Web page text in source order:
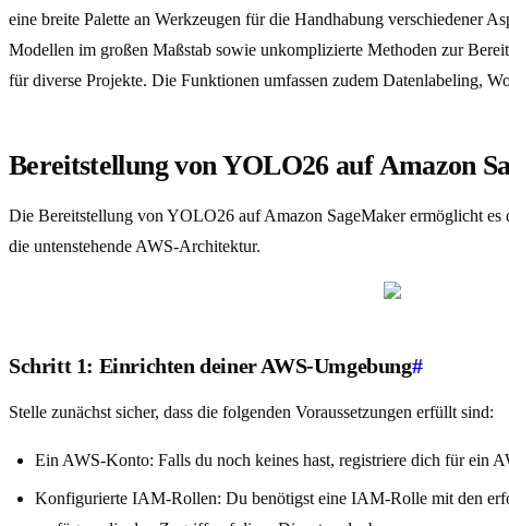
eine breite Palette an Werkzeugen für die Handhabung verschiedener
Modellen im großen Maßstab sowie unkomplizierte Methoden zur
für diverse Projekte. Die Funktionen umfassen zudem Datenlabeling,
Bereitstellung von YOLO26 auf Amazon
Die Bereitstellung von YOLO26 auf Amazon SageMaker ermöglicht
die untenstehende AWS-Architektur.
Schritt 1: Einrichten deiner AWS-Umgebung#
Stelle zunächst sicher, dass die folgenden Voraussetzungen erfüllt sind:
Ein AWS-Konto: Falls du noch keines hast, registriere dich für ein
Konfigurierte IAM-Rollen: Du benötigst eine IAM-Rolle mit den